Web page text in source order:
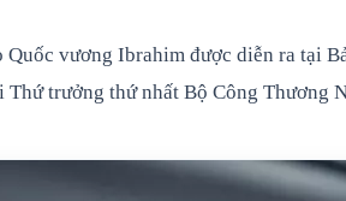
Quốc vương Ibrahim được diễn ra tại
trưởng thứ nhất Bộ Công